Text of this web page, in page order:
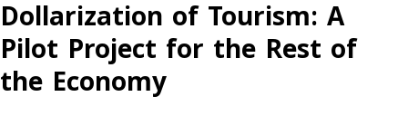
Dollarization of Tourism: A
Pilot Project for the Rest of
the Economy